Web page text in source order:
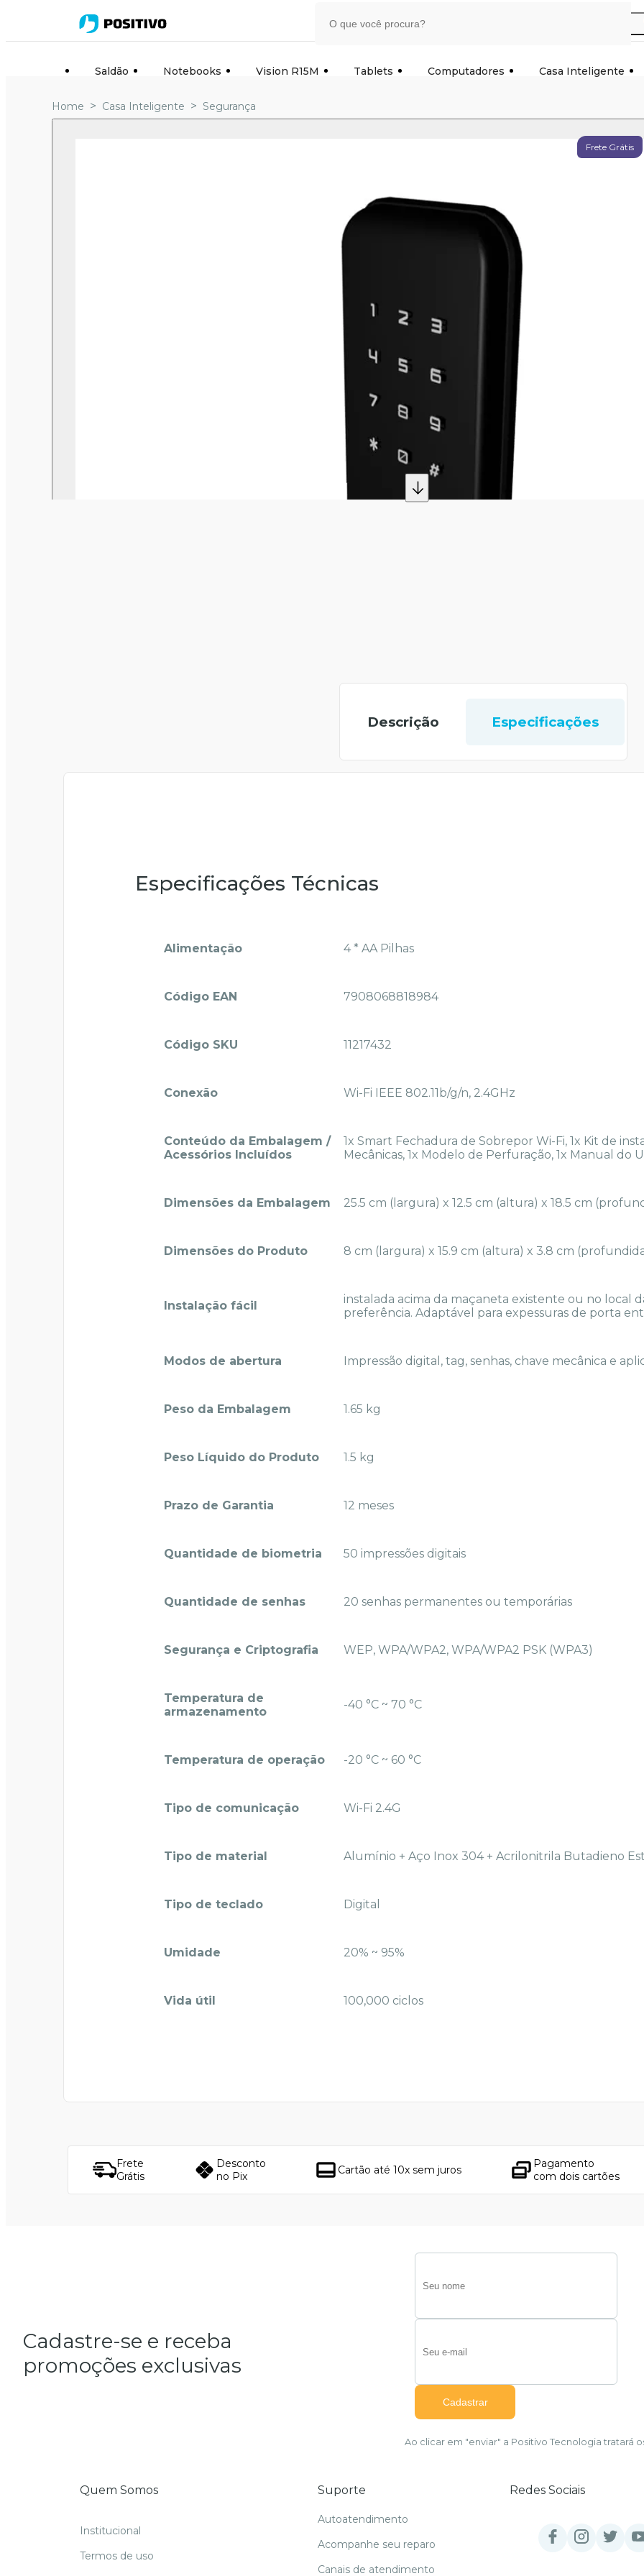
Saldão Notebooks Vision R15M Tablets Computadores Casa Inteligente
Home > Casa Inteligente > Segurança
Frete Grátis
Descrição Especificações
Especificações Técnicas
Alimentação 4 * AA Pilhas
Código EAN 7908068818984
Código SKU 11217432
Conexão Wi-Fi IEEE 802.11b/g/n, 2.4GHz
Conteúdo da Embalagem /
Acessórios Incluídos
1x Smart Fechadura de Sobrepor Wi-Fi, 1x Kit de
Mecânicas, 1x Modelo de Perfuração, 1x Manual do
Dimensões da Embalagem 25.5 cm (largura) x 12.5 cm (altura) x 18.5 cm
Dimensões do Produto 8 cm (largura) x 15.9 cm (altura) x 3.8 cm
Instalação fácil
instalada acima da maçaneta existente ou no local
preferência. Adaptável para expessuras de porta
Modos de abertura Impressão digital, tag, senhas, chave mecânica e
Peso da Embalagem 1.65 kg
Peso Líquido do Produto 1.5 kg
Prazo de Garantia 12 meses
Quantidade de biometria 50 impressões digitais
Quantidade de senhas 20 senhas permanentes ou temporárias
Segurança e Criptografia WEP, WPA/WPA2, WPA/WPA2 PSK (WPA3)
Temperatura de
armazenamento
-40 °C ~ 70 °C
Temperatura de operação -20 °C ~ 60 °C
Tipo de comunicação Wi-Fi 2.4G
Tipo de material Alumínio + Aço Inox 304 + Acrilonitrila Butadieno
Tipo de teclado Digital
Umidade 20% ~ 95%
Vida útil 100,000 ciclos
Frete
Grátis
Desconto
no Pix
Cartão até 10x sem juros
Pagamento
com dois cartões
Cadastre-se e receba
promoções exclusivas
Ao clicar em "enviar" a Positivo Tecnologia tratará
Quem Somos
Institucional
Termos de uso
Suporte
Autoatendimento
Acompanhe seu reparo
Canais de atendimento
Redes Sociais